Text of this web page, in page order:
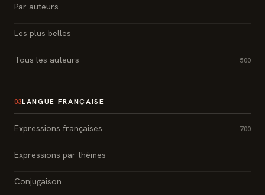
Par auteurs
Les plus belles
Tous les auteurs 500
03LANGUE FRANÇAISE
Expressions françaises 700
Expressions par thèmes
Conjugaison